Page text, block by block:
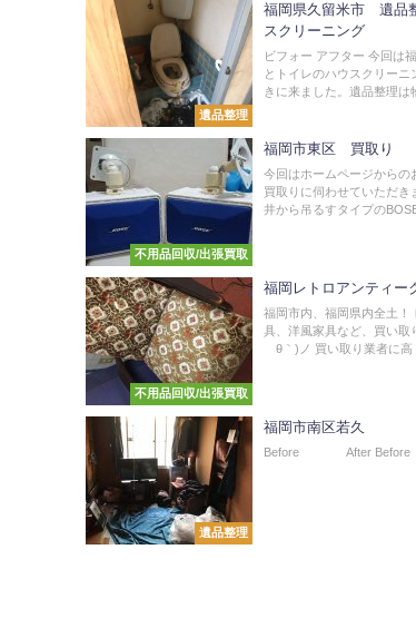
遺品整理
福岡県久留米市 遺
スクリーニング
ビフォー アフター 今回は
とトイレのハウスクリー
きに来ました。遺品整理は
不用品回収/出張買取
福岡市東区 買取り
今回はホームページからの
買取りに伺わせていただき
井から吊るすタイプの
不用品回収/出張買取
福岡レトロアンティー
福岡市内、福岡県内全土！
具、洋風家具など、買い取
´θ｀)ノ 買い取り業者に高
遺品整理
福岡市南区若久
Before After